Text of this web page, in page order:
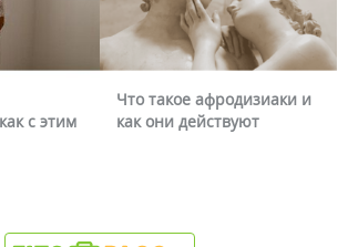
с этим
Что такое афродизиаки и
как они действуют